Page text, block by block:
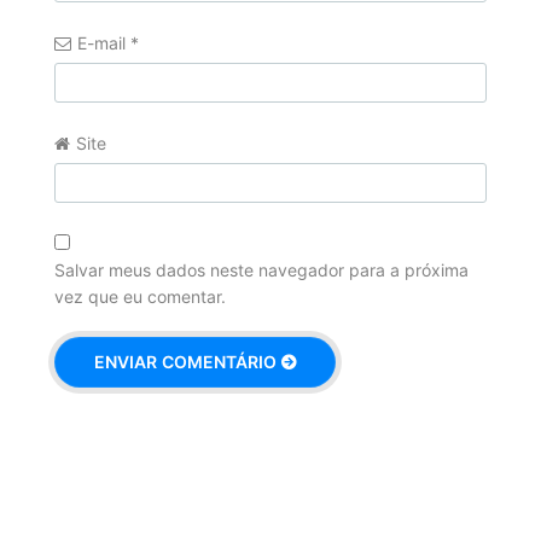
E-mail *
Site
Salvar meus dados neste navegador para a próxima
vez que eu comentar.